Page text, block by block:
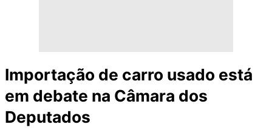
Importação de carro usado está
em debate na Câmara dos
Deputados